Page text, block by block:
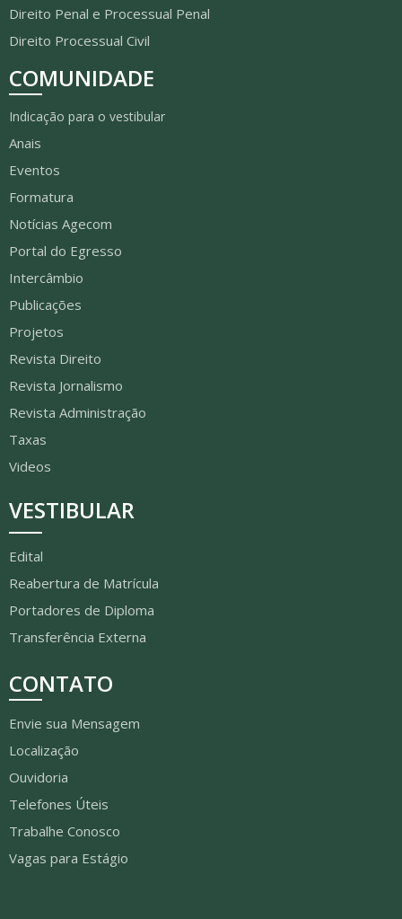
Direito Penal e Processual Penal
Direito Processual Civil
COMUNIDADE
Indicação para o vestibular
Anais
Eventos
Formatura
Notícias Agecom
Portal do Egresso
Intercâmbio
Publicações
Projetos
Revista Direito
Revista Jornalismo
Revista Administração
Taxas
Videos
VESTIBULAR
Edital
Reabertura de Matrícula
Portadores de Diploma
Transferência Externa
CONTATO
Envie sua Mensagem
Localização
Ouvidoria
Telefones Úteis
Trabalhe Conosco
Vagas para Estágio